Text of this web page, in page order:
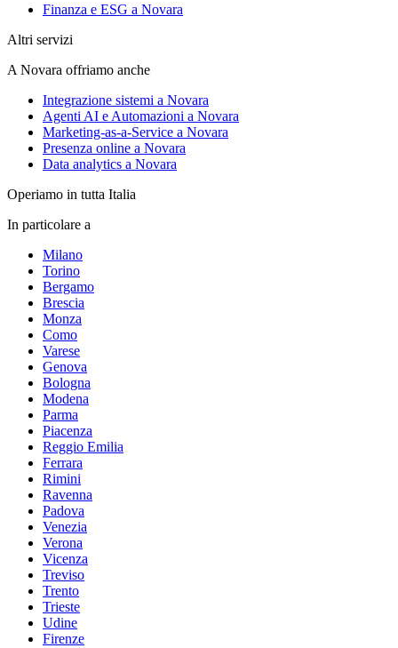
Finanza e ESG a Novara
Altri servizi
A Novara offriamo anche
Integrazione sistemi a Novara
Agenti AI e Automazioni a Novara
Marketing-as-a-Service a Novara
Presenza online a Novara
Data analytics a Novara
Operiamo in tutta Italia
In particolare a
Milano
Torino
Bergamo
Brescia
Monza
Como
Varese
Genova
Bologna
Modena
Parma
Piacenza
Reggio Emilia
Ferrara
Rimini
Ravenna
Padova
Venezia
Verona
Vicenza
Treviso
Trento
Trieste
Udine
Firenze